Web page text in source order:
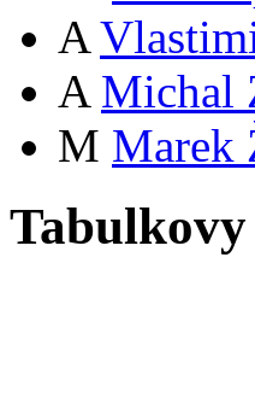
A
A Michal
M Marek